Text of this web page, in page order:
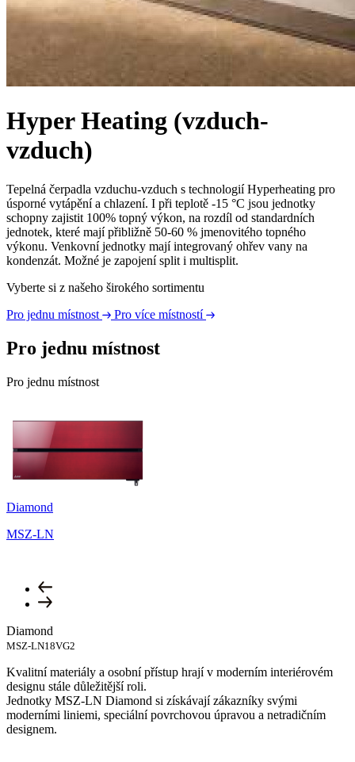
Hyper Heating (vzduch-
vzduch)
Tepelná čerpadla vzduchu-vzduch s technologií Hyperheating pro
úsporné vytápění a chlazení. I při teplotě -15 °C jsou jednotky
schopny zajistit 100% topný výkon, na rozdíl od standardních
jednotek, které mají přibližně 50-60 % jmenovitého topného
výkonu. Venkovní jednotky mají integrovaný ohřev vany na
kondenzát. Možné je zapojení split i multisplit.
Vyberte si z našeho širokého sortimentu
Pro jednu místnost
Pro více místností
Pro jednu místnost
Pro jednu místnost
Diamond
MSZ-LN
Diamond
MSZ-LN18VG2
Kvalitní materiály a osobní přístup hrají v moderním interiérovém
designu stále důležitější roli.
Jednotky MSZ-LN Diamond si získávají zákazníky svými
moderními liniemi, speciální povrchovou úpravou a netradičním
designem.